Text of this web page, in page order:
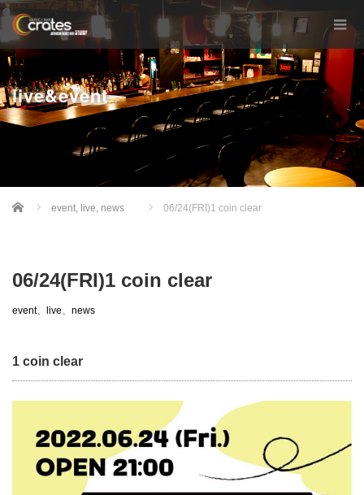
live&event
Home event, live, news 06/24(FRI)1 coin clear
06/24(FRI)1 coin clear
event、 live、 news
1 coin clear